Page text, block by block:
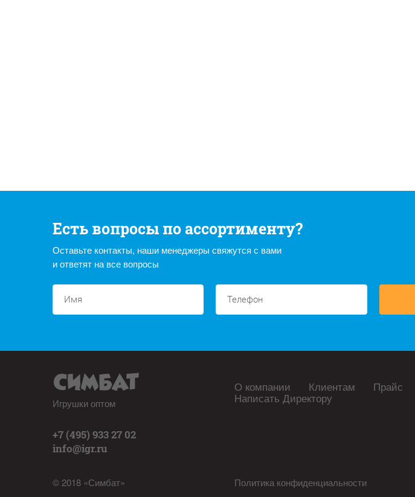
Есть вопросы по ассортименту?
Оставьте контакты, наши менеджеры свяжутся с вами
и ответят на все вопросы
Игрушки оптом
+7 (495) 933 27 02
info@igr.ru
© 2018 «Симбат»
О компании Клиентам Прайс
Написать Директору
Политика конфиденциальности